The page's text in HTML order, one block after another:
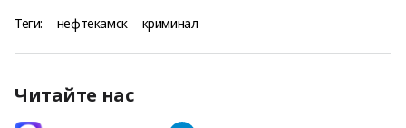
Теги: нефтекамск криминал
Читайте нас